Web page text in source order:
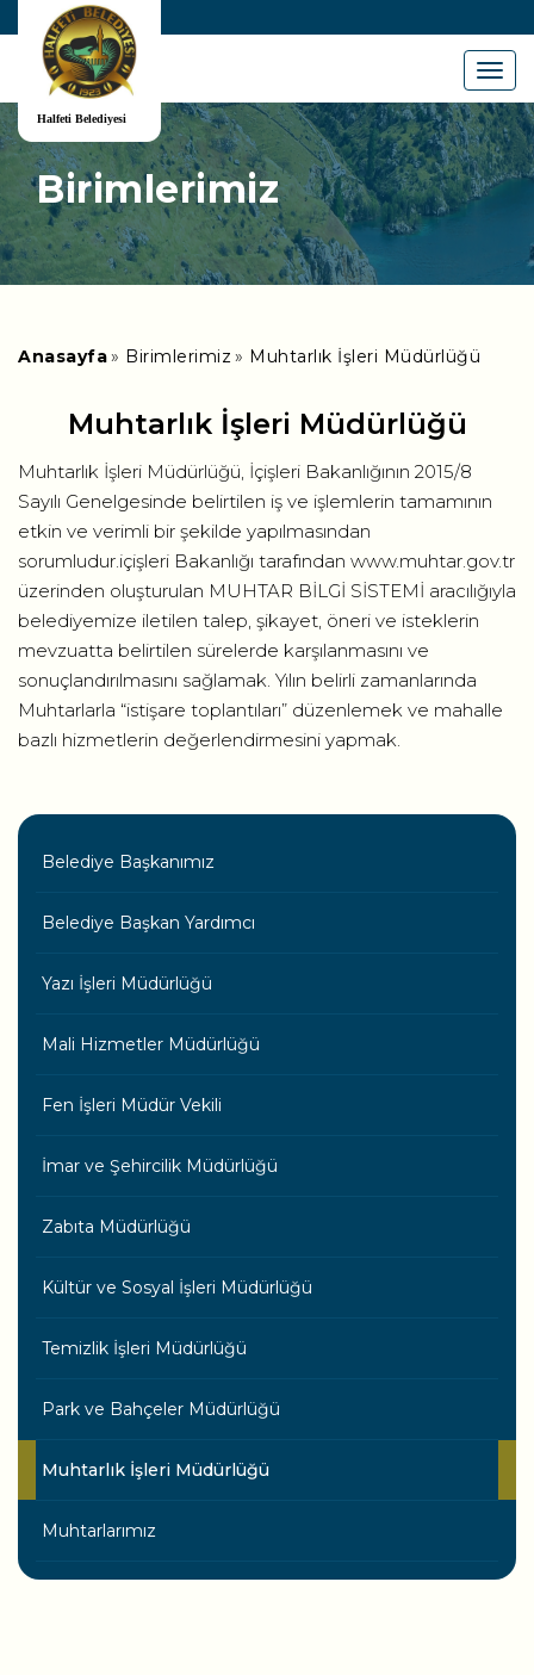
Menu
Birimlerimiz
Anasayfa Birimlerimiz Muhtarlık İşleri Müdürlüğü
Muhtarlık İşleri Müdürlüğü
Muhtarlık İşleri Müdürlüğü, İçişleri Bakanlığının 2015/8
Sayılı Genelgesinde belirtilen iş ve işlemlerin tamamının
etkin ve verimli bir şekilde yapılmasından
sorumludur.içişleri Bakanlığı tarafından www.muhtar.gov.tr
üzerinden oluşturulan MUHTAR BİLGİ SİSTEMİ aracılığıyla
belediyemize iletilen talep, şikayet, öneri ve isteklerin
mevzuatta belirtilen sürelerde karşılanmasını ve
sonuçlandırılmasını sağlamak. Yılın belirli zamanlarında
Muhtarlarla “istişare toplantıları” düzenlemek ve mahalle
bazlı hizmetlerin değerlendirmesini yapmak.
Belediye Başkanımız
Belediye Başkan Yardımcı
Yazı İşleri Müdürlüğü
Mali Hizmetler Müdürlüğü
Fen İşleri Müdür Vekili
İmar ve Şehircilik Müdürlüğü
Zabıta Müdürlüğü
Kültür ve Sosyal İşleri Müdürlüğü
Temizlik İşleri Müdürlüğü
Park ve Bahçeler Müdürlüğü
Muhtarlık İşleri Müdürlüğü
Muhtarlarımız